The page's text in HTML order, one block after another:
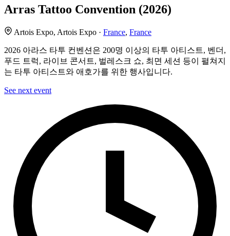
Arras Tattoo Convention (2026)
Artois Expo, Artois Expo · France, France
2026 아라스 타투 컨벤션은 200명 이상의 타투 아티스트, 벤더,
푸드 트럭, 라이브 콘서트, 벌레스크 쇼, 최면 세션 등이 펼쳐지
는 타투 아티스트와 애호가를 위한 행사입니다.
See next event